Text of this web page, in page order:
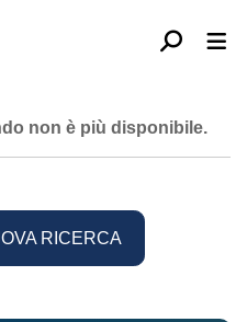
non è più disponibile.
RICERCA